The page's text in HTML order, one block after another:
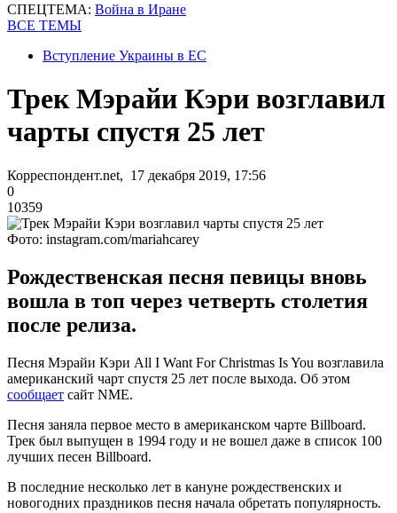
СПЕЦТЕМА: Война в Иране
ВСЕ ТЕМЫ
Вступление Украины в ЕС
Трек Мэрайи Кэри возглавил
чарты спустя 25 лет
Корреспондент.net, 17 декабря 2019, 17:56
0
10359
Фото: instagram.com/mariahcarey
Рождественская песня певицы вновь
вошла в топ через четверть столетия
после релиза.
Песня Мэрайи Кэри All I Want For Christmas Is You возглавила
американский чарт спустя 25 лет после выхода. Об этом
сообщает сайт NME.
Песня заняла первое место в американском чарте Billboard.
Трек был выпущен в 1994 году и не вошел даже в список 100
лучших песен Billboard.
В последние несколько лет в кануне рождественских и
новогодних праздников песня начала обретать популярность.